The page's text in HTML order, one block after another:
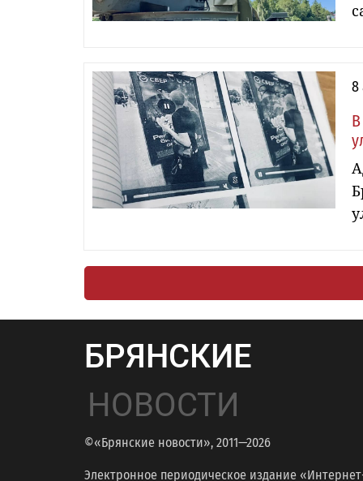
8
БРЯНСКИЕ
НОВОСТИ
©«Брянские новости», 2011—2026
Электронное периодическое издание